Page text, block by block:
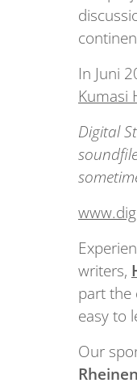
In Juni
Kumasi
Digital
writers,
part the
easy to
Our